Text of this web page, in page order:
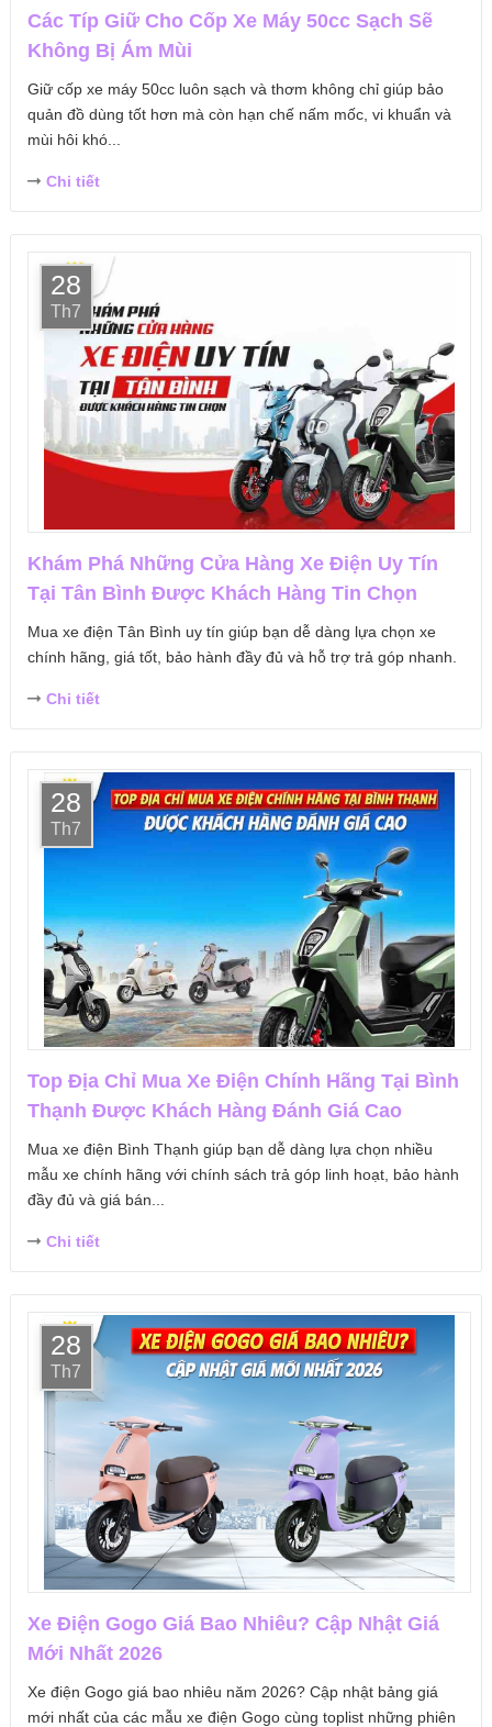
Các Típ Giữ Cho Cốp Xe Máy 50cc Sạch Sẽ
Không Bị Ám Mùi
Giữ cốp xe máy 50cc luôn sạch và thơm không chỉ giúp bảo
quản đồ dùng tốt hơn mà còn hạn chế nấm mốc, vi khuẩn và
mùi hôi khó...
Chi tiết
28
Th7
Khám Phá Những Cửa Hàng Xe Điện Uy Tín
Tại Tân Bình Được Khách Hàng Tin Chọn
Mua xe điện Tân Bình uy tín giúp bạn dễ dàng lựa chọn xe
chính hãng, giá tốt, bảo hành đầy đủ và hỗ trợ trả góp nhanh.
Chi tiết
28
Th7
Top Địa Chỉ Mua Xe Điện Chính Hãng Tại Bình
Thạnh Được Khách Hàng Đánh Giá Cao
Mua xe điện Bình Thạnh giúp bạn dễ dàng lựa chọn nhiều
mẫu xe chính hãng với chính sách trả góp linh hoạt, bảo hành
đầy đủ và giá bán...
Chi tiết
28
Th7
Xe Điện Gogo Giá Bao Nhiêu? Cập Nhật Giá
Mới Nhất 2026
Xe điện Gogo giá bao nhiêu năm 2026? Cập nhật bảng giá
mới nhất của các mẫu xe điện Gogo cùng toplist những phiên